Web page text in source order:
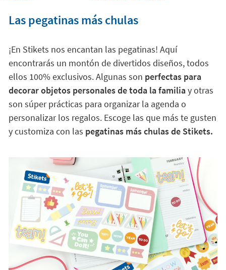
Las pegatinas más chulas
¡En Stikets nos encantan las pegatinas! Aquí
encontrarás un montón de divertidos diseños, todos
ellos 100% exclusivos. Algunas son perfectas para
decorar objetos personales de toda la familiay otras
son súper prácticas para organizar la agenda o
personalizar los regalos. Escoge las que más te gusten
y customiza con las pegatinas más chulas de Stikets.